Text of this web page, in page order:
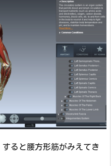
ると腰方形筋がみえてき